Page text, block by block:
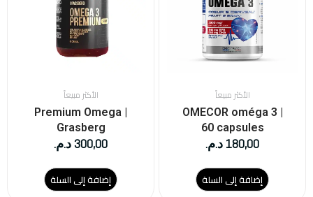
الأكثر مبيعاً
OMECOR oméga 3 |
60 capsules
180,00 د.م.
إضافة إلى السلة
الأكثر مبيعاً
Premium Omega |
Grasberg
300,00د.م.
إضافة إلى السلة